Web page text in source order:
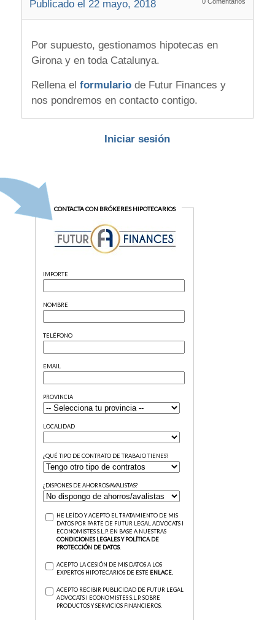
Publicado el 22 mayo, 2018
Por supuesto, gestionamos hipotecas en
Girona y en toda Catalunya.
Rellena el formulariode Futur Finances y
nos pondremos en contacto contigo.
Iniciar sesión